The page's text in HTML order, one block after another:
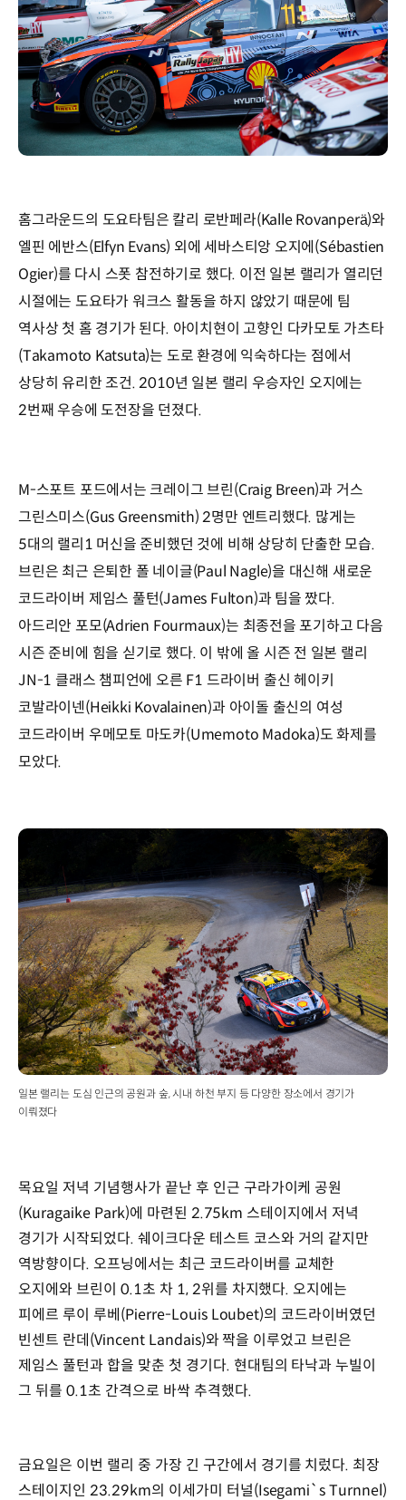
홈그라운드의 도요타팀은 칼리 로반페라(Kalle Rovanperä)와
엘핀 에반스(Elfyn Evans) 외에 세바스티앙 오지에(Sébastien
Ogier)를 다시 스폿 참전하기로 했다. 이전 일본 랠리가 열리던
시절에는 도요타가 워크스 활동을 하지 않았기 때문에 팀
역사상 첫 홈 경기가 된다. 아이치현이 고향인 다카모토 가츠타
(Takamoto Katsuta)는 도로 환경에 익숙하다는 점에서
상당히 유리한 조건. 2010년 일본 랠리 우승자인 오지에는
2번째 우승에 도전장을 던졌다.
M-스포트 포드에서는 크레이그 브린(Craig Breen)과 거스
그린스미스(Gus Greensmith) 2명만 엔트리했다. 많게는
5대의 랠리1 머신을 준비했던 것에 비해 상당히 단출한 모습.
브린은 최근 은퇴한 폴 네이글(Paul Nagle)을 대신해 새로운
코드라이버 제임스 풀턴(James Fulton)과 팀을 짰다.
아드리안 포모(Adrien Fourmaux)는 최종전을 포기하고 다음
시즌 준비에 힘을 싣기로 했다. 이 밖에 올 시즌 전 일본 랠리
JN-1 클래스 챔피언에 오른 F1 드라이버 출신 헤이키
코발라이넨(Heikki Kovalainen)과 아이돌 출신의 여성
코드라이버 우메모토 마도카(Umemoto Madoka)도 화제를
모았다.
일본 랠리는 도심 인근의 공원과 숲, 시내 하천 부지 등 다양한 장소에서 경기가
이뤄졌다
목요일 저녁 기념행사가 끝난 후 인근 구라가이케 공원
(Kuragaike Park)에 마련된 2.75km 스테이지에서 저녁
경기가 시작되었다. 쉐이크다운 테스트 코스와 거의 같지만
역방향이다. 오프닝에서는 최근 코드라이버를 교체한
오지에와 브린이 0.1초 차 1, 2위를 차지했다. 오지에는
피에르 루이 루베(Pierre-Louis Loubet)의 코드라이버였던
빈센트 란데(Vincent Landais)와 짝을 이루었고 브린은
제임스 풀턴과 합을 맞춘 첫 경기다. 현대팀의 타낙과 누빌이
그 뒤를 0.1초 간격으로 바싹 추격했다.
금요일은 이번 랠리 중 가장 긴 구간에서 경기를 치렀다. 최장
스테이지인 23.29km의 이세가미 터널(Isegami`s Turnnel)